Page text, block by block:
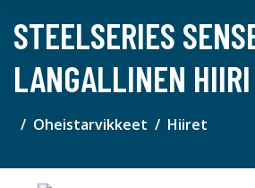
STEELSERIES
LANGALLINEN
Oheistarvikkeet Hiiret